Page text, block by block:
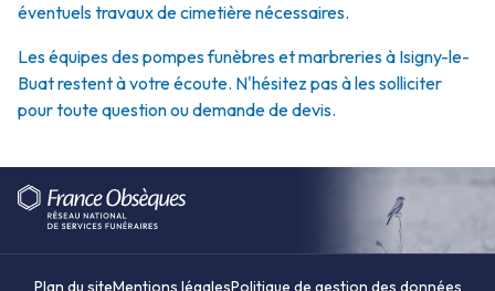
éventuels travaux de cimetière nécessaires.
Les équipes des pompes funèbres et marbreries à Isigny-le-
Buat restent à votre écoute. N'hésitez pas à les solliciter
pour toute question ou demande de devis.
Plan du siteMentions légalesPolitique de gestion des données